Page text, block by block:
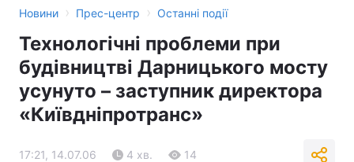
Новини › Прес-центр › Останні події
Технологічні проблеми при
будівництві Дарницького мосту
усунуто – заступник директора
«Київдніпротранс»
17:21, 14.07.06 4 хв. 14